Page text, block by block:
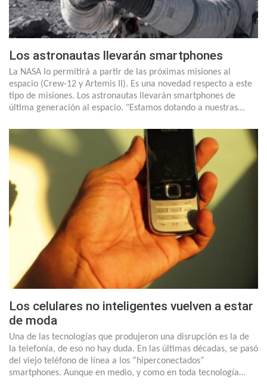
Los astronautas llevarán smartphones
La NASA lo permitirá a partir de las próximas misiones al
espacio (Crew-12 y Artemis II). Es una novedad respecto a este
tipo de misiones. Los astronautas llevarán smartphones de
última generación al espacio. "Estamos dotando a nuestras…
Los celulares no inteligentes vuelven a estar
de moda
Una de las tecnologías que produjeron una disrupción es la de
la telefonía, de eso no hay duda. En las últimas décadas, se pasó
del viejo teléfono de línea a los “hiperconectados”
smartphones. Aunque en medio, y como en toda tecnología…